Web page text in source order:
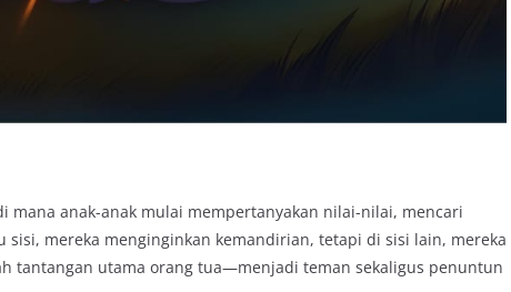
mana anak-anak mulai mempertanyakan nilai-nilai, mencari
sisi, mereka menginginkan kemandirian, tetapi di sisi lain, mereka
tantangan utama orang tua—menjadi teman sekaligus penuntun